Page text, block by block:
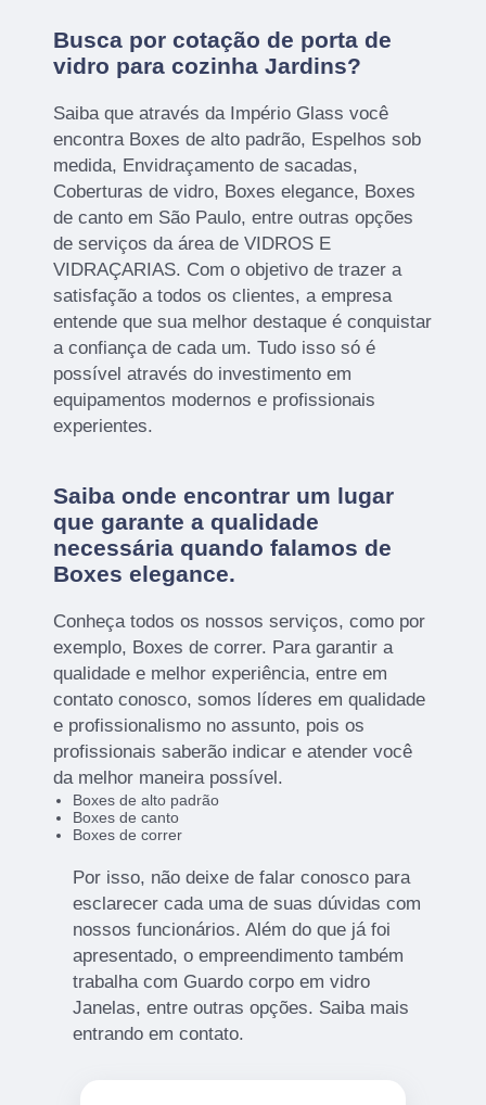
Busca por cotação de porta de
vidro para cozinha Jardins?
Saiba que através da Império Glass você
encontra Boxes de alto padrão, Espelhos sob
medida, Envidraçamento de sacadas,
Coberturas de vidro, Boxes elegance, Boxes
de canto em São Paulo, entre outras opções
de serviços da área de VIDROS E
VIDRAÇARIAS. Com o objetivo de trazer a
satisfação a todos os clientes, a empresa
entende que sua melhor destaque é conquistar
a confiança de cada um. Tudo isso só é
possível através do investimento em
equipamentos modernos e profissionais
experientes.
Saiba onde encontrar um lugar
que garante a qualidade
necessária quando falamos de
Boxes elegance.
Conheça todos os nossos serviços, como por
exemplo, Boxes de correr. Para garantir a
qualidade e melhor experiência, entre em
contato conosco, somos líderes em qualidade
e profissionalismo no assunto, pois os
profissionais saberão indicar e atender você
da melhor maneira possível.
Boxes de alto padrão
Boxes de canto
Boxes de correr
Por isso, não deixe de falar conosco para
esclarecer cada uma de suas dúvidas com
nossos funcionários. Além do que já foi
apresentado, o empreendimento também
trabalha com Guardo corpo em vidro
Janelas, entre outras opções. Saiba mais
entrando em contato.